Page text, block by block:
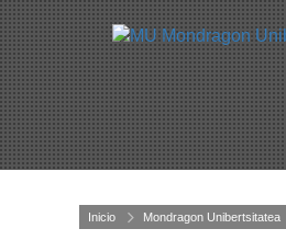
Inicio Mondragon Unibertsitatea